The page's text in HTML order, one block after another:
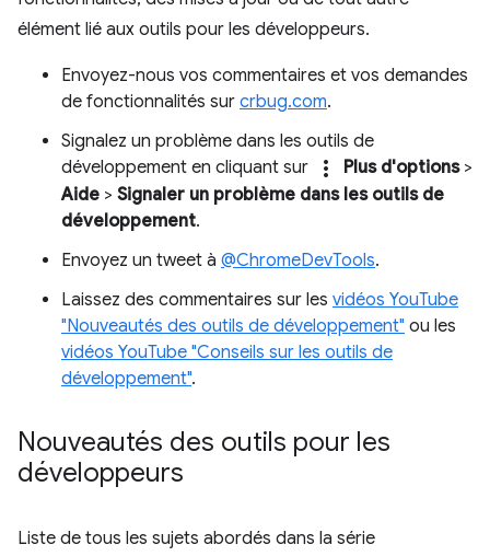
élément lié aux outils pour les développeurs.
Envoyez-nous vos commentaires et vos demandes
de fonctionnalités sur crbug.com.
Signalez un problème dans les outils de
développement en cliquant sur
more_vert Plus d'options>
Aide > Signaler un problème dans les outils de
développement.
Envoyez un tweet à @ChromeDevTools.
Laissez des commentaires sur les vidéos YouTube
"Nouveautés des outils de développement" ou les
vidéos YouTube "Conseils sur les outils de
développement".
Nouveautés des outils pour les
développeurs
Liste de tous les sujets abordés dans la série